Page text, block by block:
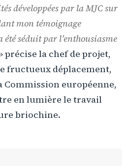
développées par la MJC sur
mon témoignage
séduit par l’enthousiasme
précise la chef de projet,
fructueux déplacement,
Commission européenne,
en lumière le travail
briochine.